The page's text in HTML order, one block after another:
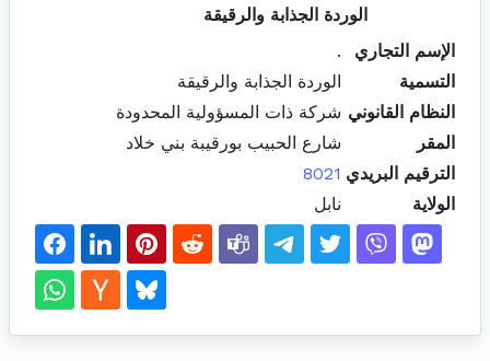
الوردة الجذابة والرقيقة
الإسم التجاري
.
التسمية
الوردة الجذابة والرقيقة
النظام القانوني شركة ذات المسؤولية المحدودة
المقر
شارع الحبيب بورقيبة بني خلاد
الترقيم البريدي 8021
الولاية
نابل